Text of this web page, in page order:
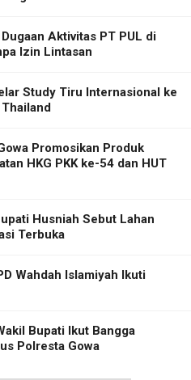
Aktivitas PT PUL di
Izin Lintasan
Study Tiru Internasional ke
Promosikan Produk
HKG PKK ke-54 dan HUT
Husniah Sebut Lahan
Terbuka
Wahdah Islamiyah Ikuti
Bupati Ikut Bangga
Polresta Gowa